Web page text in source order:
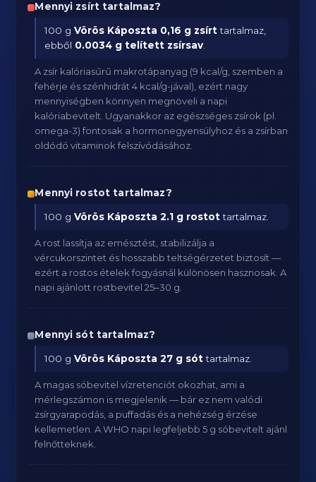
Mennyi zsírt tartalmaz?
100 gVörös Káposzta 0,16 g zsírttartalmaz,
ebből 0.0034 g telített zsírsav
A zsír kalóriasűrű makrotápanyag (9 kcal/g, szemben a
fehérje és szénhidrát 4 kcal/g-jával), ezért nagy
mennyiségben könnyen megnöveli a napi
kalóriabevitelt. Ugyanakkor az egészséges zsírok (pl.
omega-3) fontosak a hormonegyensúlyhoz és a zsírban
oldódó vitaminok felszívódásához.
Mennyi rostot tartalmaz?
100 gVörös Káposzta 2.1 g rostottartalmaz.
A rost lassítja az emésztést, stabilizálja a
vércukorszintet és hosszabb teltségérzetet biztosít —
ezért a rostos ételek fogyásnál különösen hasznosak. A
napi ajánlott rostbevitel 25–30 g.
Mennyi sót tartalmaz?
100 gVörös Káposzta 27 g sóttartalmaz.
A magas sóbevitel vízretenciót okozhat, ami a
mérlegszámon is megjelenik — bár ez nem valódi
zsírgyarapodás, a puffadás és a nehézség érzése
kellemetlen. A WHO napi legfeljebb 5 g sóbevitelt ajánl
felnőtteknek.